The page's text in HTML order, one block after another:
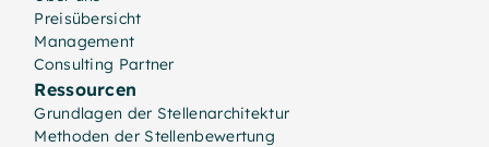
Preisübersicht
Management
Consulting Partner
Ressourcen
Grundlagen der Stellenarchitektur
Methoden der Stellenbewertung